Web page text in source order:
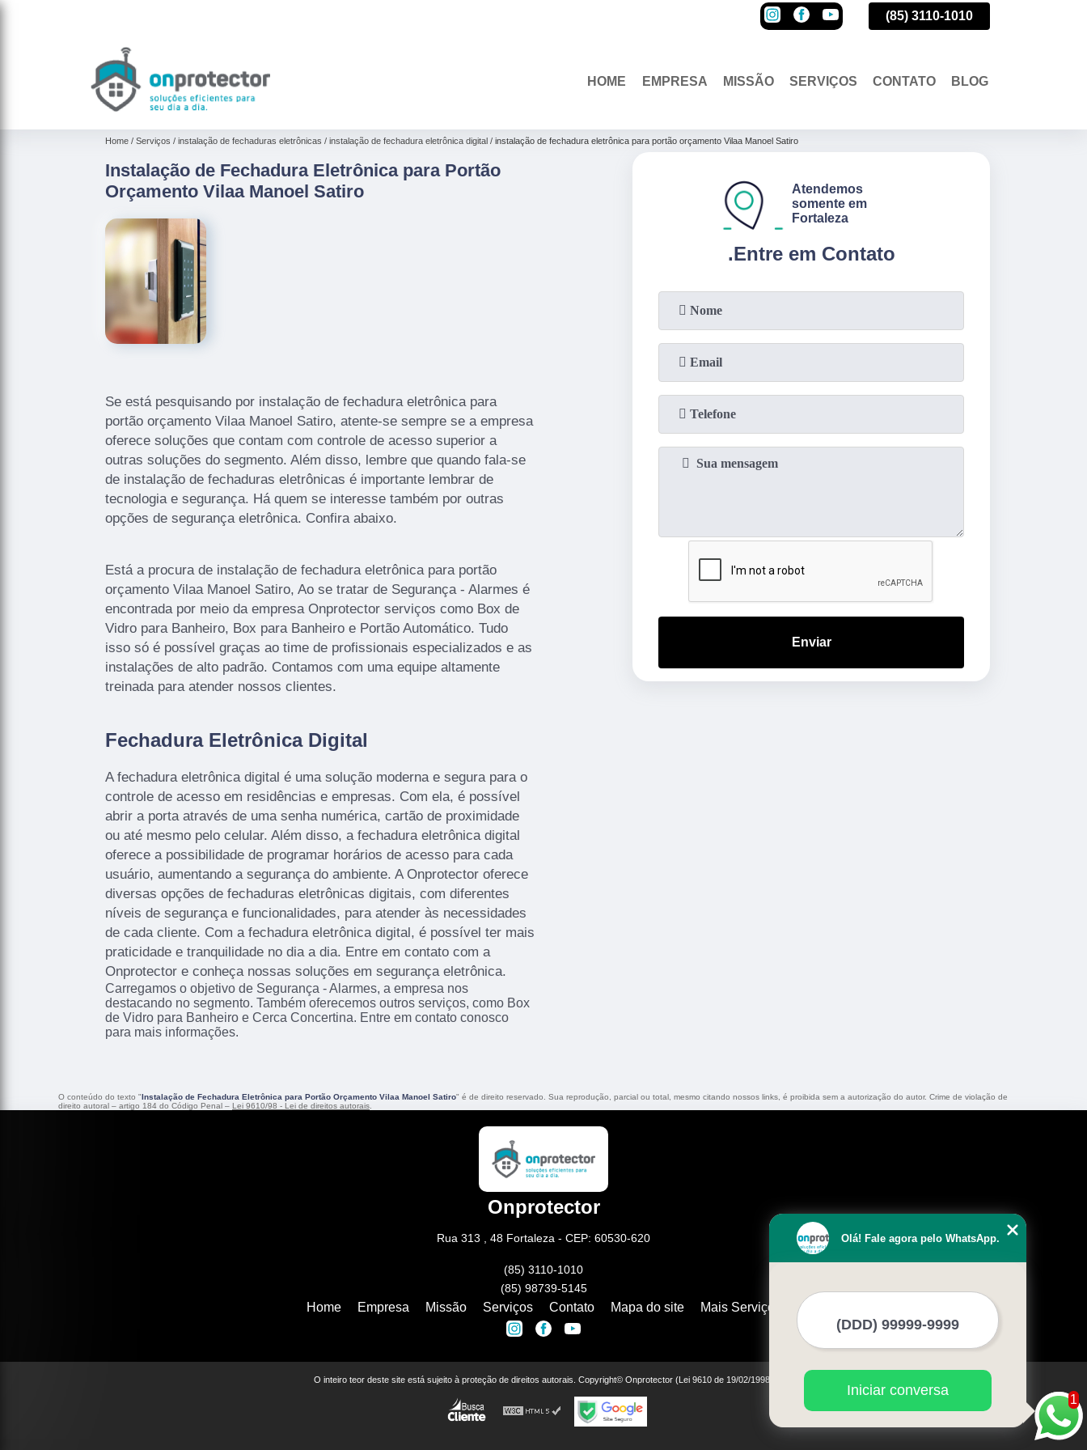
3110-1010 (85) 3110-1010
HOME EMPRESA MISSÃO SERVIÇOS CONTATO BLOG
Home Serviços instalação de fechaduras eletrônicas instalação de fechadura eletrônica digital instalação de fechadura eletrônica para portão orçamento Vilaa Manoel Satiro
Instalação de Fechadura Eletrônica para Portão
Orçamento Vilaa Manoel Satiro
Se está pesquisando por instalação de fechadura eletrônica para
portão orçamento Vilaa Manoel Satiro, atente-se sempre se a empresa
oferece soluções que contam com controle de acesso superior a
outras soluções do segmento. Além disso, lembre que quando fala-se
de instalação de fechaduras eletrônicas é importante lembrar de
tecnologia e segurança. Há quem se interesse também por outras
opções de segurança eletrônica. Confira abaixo.
Está a procura de instalação de fechadura eletrônica para portão
orçamento Vilaa Manoel Satiro, Ao se tratar de Segurança - Alarmes é
encontrada por meio da empresa Onprotector serviços como Box de
Vidro para Banheiro, Box para Banheiro e Portão Automático. Tudo
isso só é possível graças ao time de profissionais especializados e as
instalações de alto padrão. Contamos com uma equipe altamente
treinada para atender nossos clientes.
Fechadura Eletrônica Digital
A fechadura eletrônica digital é uma solução moderna e segura para o
controle de acesso em residências e empresas. Com ela, é possível
abrir a porta através de uma senha numérica, cartão de proximidade
ou até mesmo pelo celular. Além disso, a fechadura eletrônica digital
oferece a possibilidade de programar horários de acesso para cada
usuário, aumentando a segurança do ambiente. A Onprotector oferece
diversas opções de fechaduras eletrônicas digitais, com diferentes
níveis de segurança e funcionalidades, para atender às necessidades
de cada cliente. Com a fechadura eletrônica digital, é possível ter mais
praticidade e tranquilidade no dia a dia. Entre em contato com a
Onprotector e conheça nossas soluções em segurança eletrônica.
Carregamos o objetivo de Segurança - Alarmes, a empresa nos
destacando no segmento. Também oferecemos outros serviços, como Box
de Vidro para Banheiro e Cerca Concertina. Entre em contato conosco
para mais informações.
.Entre em Contato
Atendemos
somente em
Fortaleza
Enviar
O conteúdo do texto "Instalação de Fechadura Eletrônica para Portão Orçamento Vilaa Manoel Satiro" é de direito reservado. Sua reprodução, parcial ou total, mesmo citando nossos links, é proibida sem a autorização do autor. Crime de violação de
direito autoral – artigo 184 do Código Penal – Lei 9610/98 - Lei de direitos autorais
Onprotector
Rua 313 , 48 Fortaleza - CEP: 60530-620
(85) 3110-1010
(85) 98739-5145
Home Empresa Missão Serviços Contato Mapa do site Mais Serviços
O inteiro teor deste site está sujeito à proteção de direitos autorais. Copyright© Onprotector (Lei 9610 de 19/02/1998)
1
Olá! Fale agora pelo WhatsApp.
Iniciar conversa